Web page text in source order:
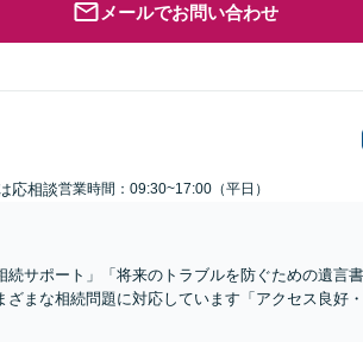
メールでお問い合わせ
応相談営業時間：09:30~17:00（平日）
サポート」「将来のトラブルを防ぐための遺言書
まな相続問題に対応しています「アクセス良好